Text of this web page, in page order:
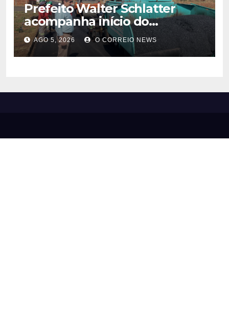
Prefeito Walter Schlatter
acompanha início do
recapeamento e pede
compreensão da população
em Chapadão do Sul
AGO 5, 2026 O CORREIO NEWS